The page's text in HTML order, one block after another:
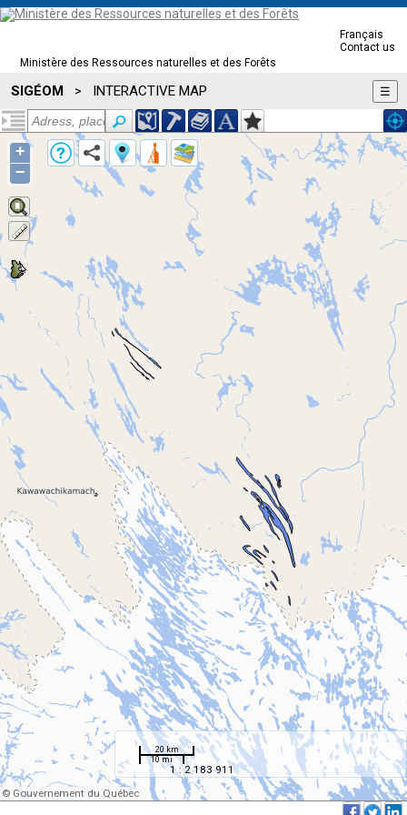
Ministère des Ressources naturelles et des Forêts
Français
Contact us
SIGÉOM > INTERACTIVE MAP ☰
20 km
10 mi
1 : 2 183 911
© Gouvernement du Québec
+
−